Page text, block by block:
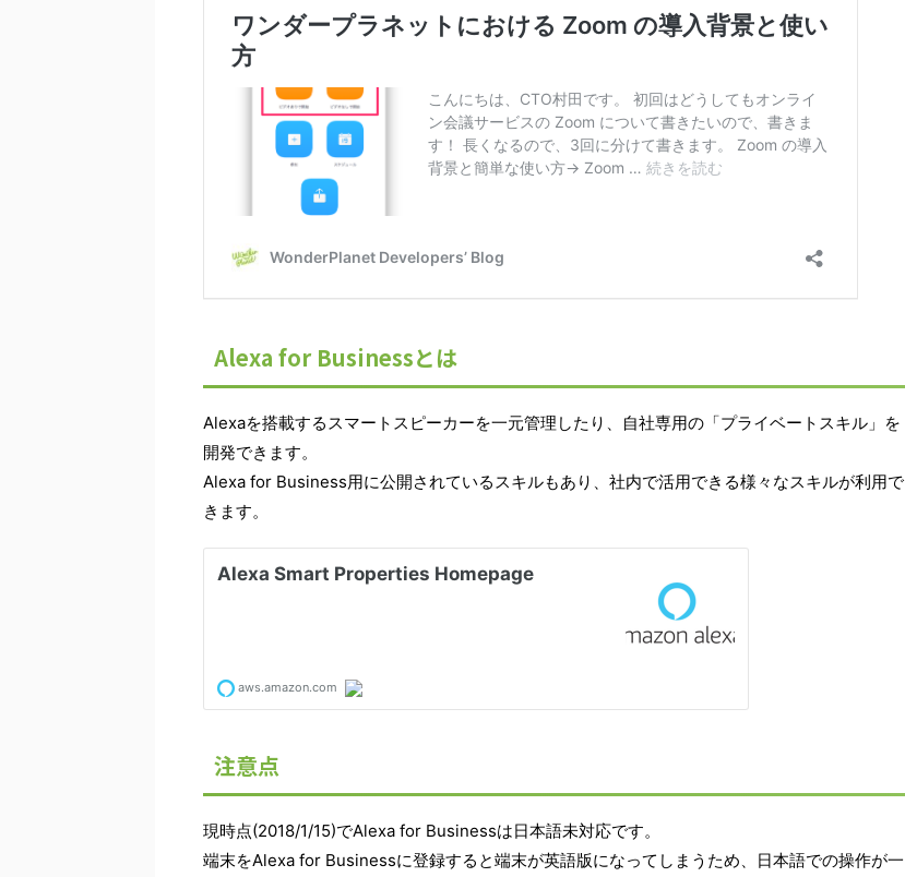
Alexa for Businessとは
Alexaを搭載するスマートスピーカーを一元管理したり、自社専用の「プライベートスキル」を
開発できます。
Alexa for Business用に公開されているスキルもあり、社内で活用できる様々なスキルが利用で
きます。
注意点
現時点(2018/1/15)でAlexa for Businessは日本語未対応です。
端末をAlexa for Businessに登録すると端末が英語版になってしまうため、日本語での操作が一